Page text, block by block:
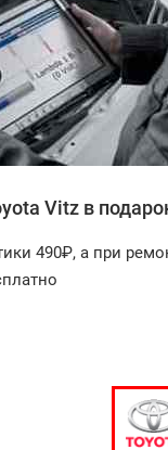
Vitz в
490₽, а при